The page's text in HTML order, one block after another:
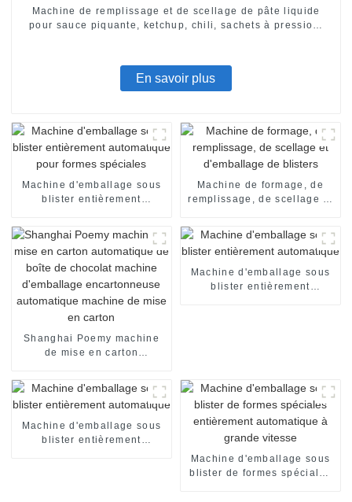
Machine de remplissage et de scellage de pâte liquide
pour sauce piquante, ketchup, chili, sachets à pression,
En savoir plus
Machine d'emballage sous
blister entièrement
Machine de formage, de
remplissage, de scellage et
Shanghai Poemy machine
de mise en carton
d'emballage encartonneuse
automatique machine de
mise en carton
Machine d'emballage sous
blister entièrement
Machine d'emballage sous
blister entièrement
Machine d'emballage sous
blister de formes spéciales